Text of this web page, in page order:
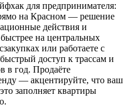
для предпринимателя:
на Красном — решение
действия и
на центральных
или работаете с
доступ к трассам и
в год. Продаёте
— акцентируйте, что ваш
заполняет квартиры